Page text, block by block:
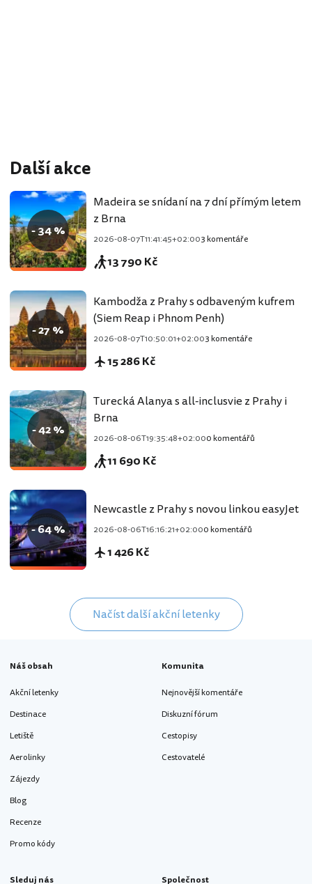
Další akce
- 34 %
Madeira se snídaní na 7 dní přímým letem
z Brna
2026-08-07T11:41:45+02:003 komentáře
13 790 Kč
- 27 %
Kambodža z Prahy s odbaveným kufrem
(Siem Reap i Phnom Penh)
2026-08-07T10:50:01+02:003 komentáře
15 286 Kč
- 42 %
Turecká Alanya s all-inclusvie z Prahy i
Brna
2026-08-06T19:35:48+02:000 komentářů
11 690 Kč
- 64 %
Newcastle z Prahy s novou linkou easyJet
2026-08-06T16:16:21+02:000 komentářů
1 426 Kč
Načíst další akční letenky
Náš obsah
Akční letenky
Destinace
Letiště
Aerolinky
Zájezdy
Blog
Recenze
Promo kódy
Komunita
Nejnovější komentáře
Diskuzní fórum
Cestopisy
Cestovatelé
Sleduj nás Společnost